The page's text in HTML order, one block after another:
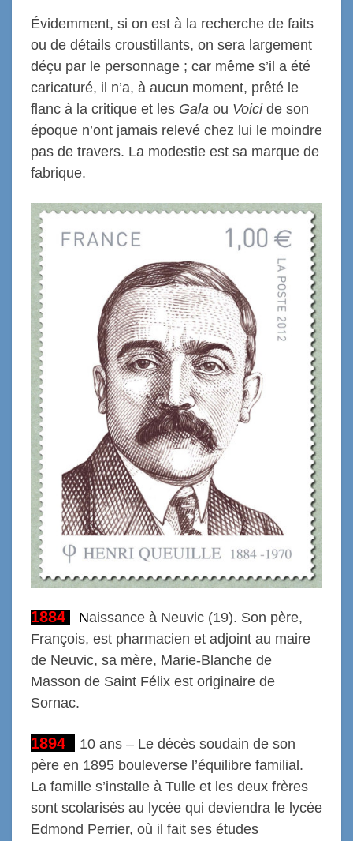
Évidemment, si on est à la recherche de faits
ou de détails croustillants, on sera largement
déçu par le personnage ; car même s’il a été
caricaturé, il n’a, à aucun moment, prêté le
flanc à la critique et les Gala ou Voicide son
époque n’ont jamais relevé chez lui le moindre
pas de travers. La modestie est sa marque de
fabrique.
1884 Naissance à Neuvic (19). Son père,
François, est pharmacien et adjoint au maire
de Neuvic, sa mère, Marie-Blanche de
Masson de Saint Félix est originaire de
Sornac.
1894 10 ans – Le décès soudain de son
père en 1895 bouleverse l’équilibre familial.
La famille s’installe à Tulle et les deux frères
sont scolarisés au lycée qui deviendra le lycée
Edmond Perrier, où il fait ses études